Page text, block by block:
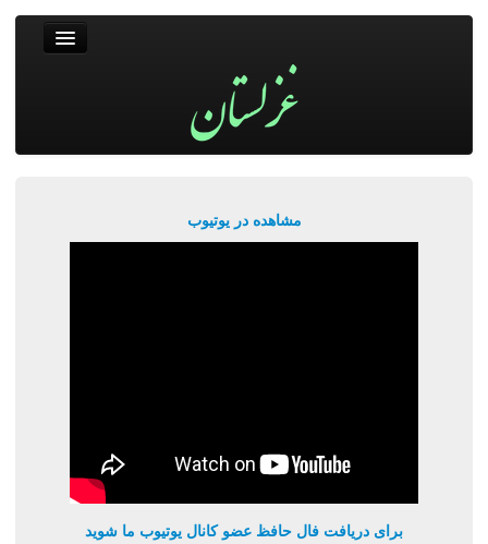
مشاهده در یوتیوب
برای دریافت فال حافظ عضو کانال یوتیوب ما شوید